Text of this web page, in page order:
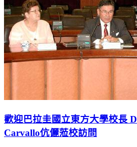
歡迎巴拉圭國立東方大學校長
Carvallo伉儷蒞校訪問